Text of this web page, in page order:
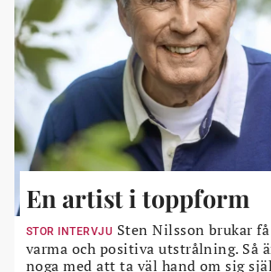
En artist i toppform
STOR INTERVJU Sten Nilsson brukar
varma och positiva utstrålning. Så
noga med att ta väl hand om sig